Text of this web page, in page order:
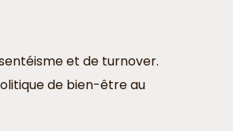
et de turnover.
de bien-être au